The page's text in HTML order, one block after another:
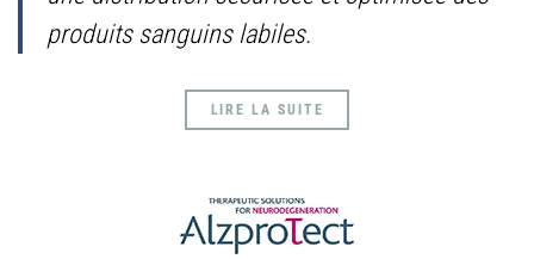
produits sanguins labiles.
LIRE LA SUITE